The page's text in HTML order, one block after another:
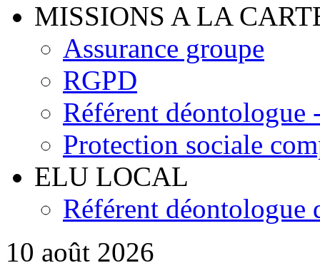
MISSIONS A LA
Assurance groupe
RGPD
Référent déontologue
Protection sociale
ELU LOCAL
Référent déontologue
10 août 2026